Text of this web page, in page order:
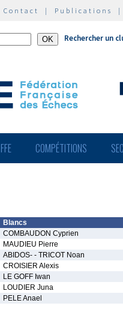
Contact | Publications |
Rechercher un
FFE COMPÉTITIONS
Blancs
COMBAUDON Cyprien
MAUDIEU Pierre
ABIDOS- - TRICOT Noan
CROISIER Alexis
LE GOFF Iwan
LOUDIER Juna
PELE Anael